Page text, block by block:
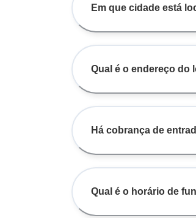
Em que cidade está
Qual é o endereço do
Há cobrança de
Qual é o horário de